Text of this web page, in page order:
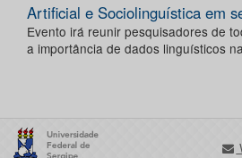
Artificial e Sociolinguística em
Evento irá reunir pesquisadores de
a importância de dados linguísticos